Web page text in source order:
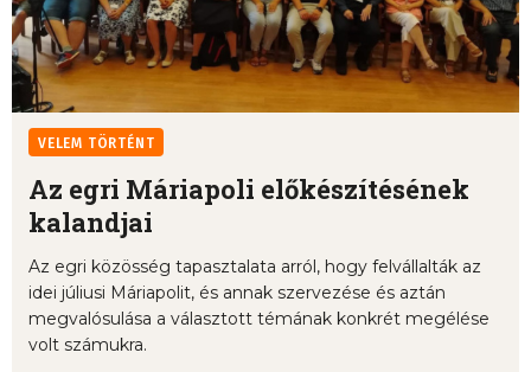
VELEM TÖRTÉNT
Az egri Máriapoli előkészítésének
kalandjai
Az egri közösség tapasztalata arról, hogy felvállalták az
idei júliusi Máriapolit, és annak szervezése és aztán
megvalósulása a választott témának konkrét megélése
volt számukra.